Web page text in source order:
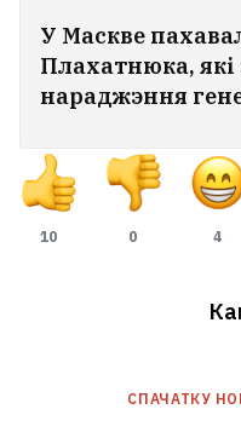
У Маскве
Плахатнюка, які
нараджэння
10 0 4
СПАЧАТКУ